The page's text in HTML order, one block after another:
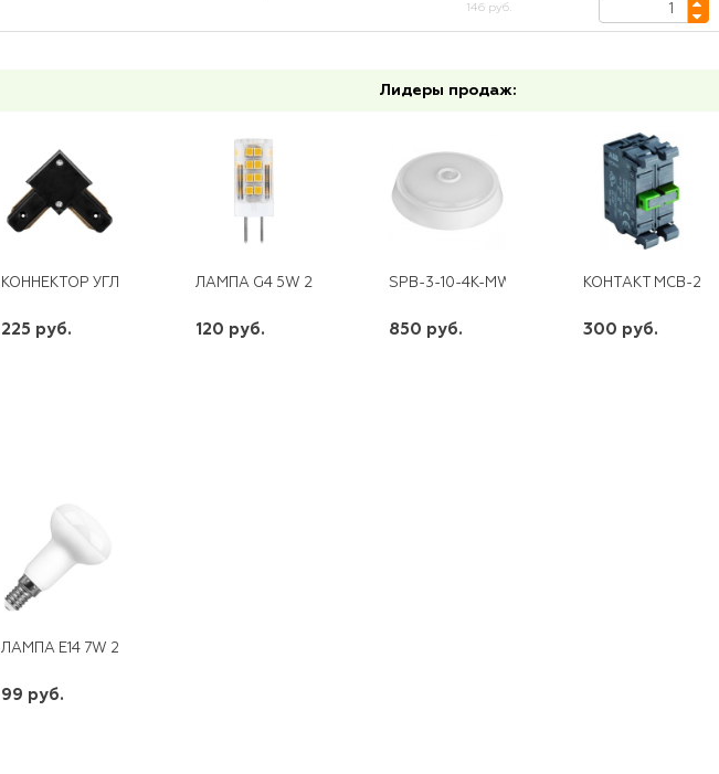
146 руб.
Лидеры продаж:
КОННЕКТОР УГЛОВОЙ ДЛЯ ШИНОПРОВОДА, ЧЕРНЫЙ LD1001
225 руб.
ЛАМПА G4 5W 220V 4000K LB-432
120 руб.
SPB-3-10-4K-MWS ЭРА СВЕТОДИОДНЫЙ
850 руб.
КОНТАКТ MCB-
300 руб.
ЛАМПА E14 7W 230V 6400K R50 LB-450 FERON
99 руб.